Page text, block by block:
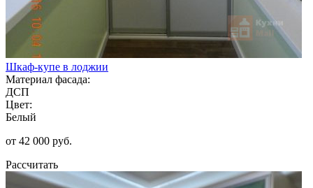
Шкаф-купе в лоджии
Материал фасада:
ДСП
Цвет:
Белый
от 42 000 руб.
Рассчитать